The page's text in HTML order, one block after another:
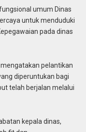
umum Dinas
untuk menduduki
pada dinas
pelantikan
diperuntukan bagi
telah berjalan melalui
kepala dinas,